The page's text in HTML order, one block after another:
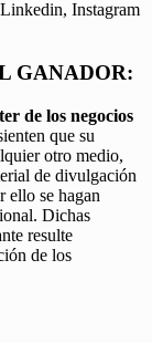
Instagram
GANADOR:
de los negocios
que su
otro medio,
de divulgación
ello se hagan
Dichas
resulte
de los